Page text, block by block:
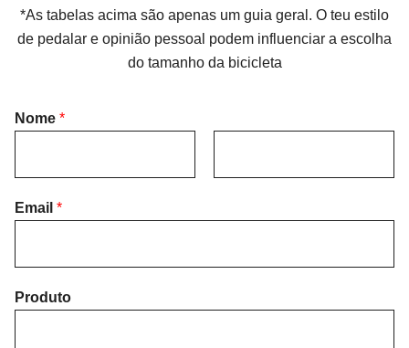
*As tabelas acima são apenas um guia geral. O teu estilo
de pedalar e opinião pessoal podem influenciar a escolha
do tamanho da bicicleta
Nome *
t
Email *
Produto